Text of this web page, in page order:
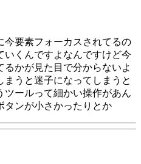
今要素フォーカスされてるの
いくんですよなんですけど今
るかが見た目で分からないよ
まうと迷子になってしまうと
ツールって細かい操作があん
タンが小さかったりとか